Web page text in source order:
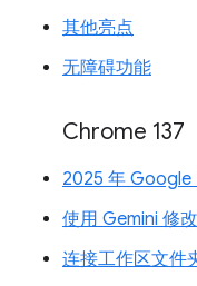
其他亮点
无障碍功能
Chrome 137
2025 年 Google
使用 Gemini 修
连接工作区文件